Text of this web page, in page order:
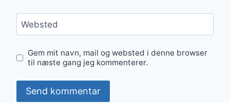
Websted
Gem mit navn, mail og websted i denne browser
til næste gang jeg kommenterer.